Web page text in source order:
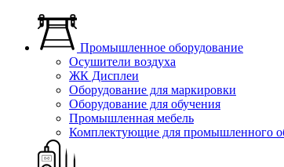
Промышленное оборудование
Осушители воздуха
ЖК Дисплеи
Оборудование для маркировки
Оборудование для обучения
Промышленная мебель
Комплектующие для промышленного